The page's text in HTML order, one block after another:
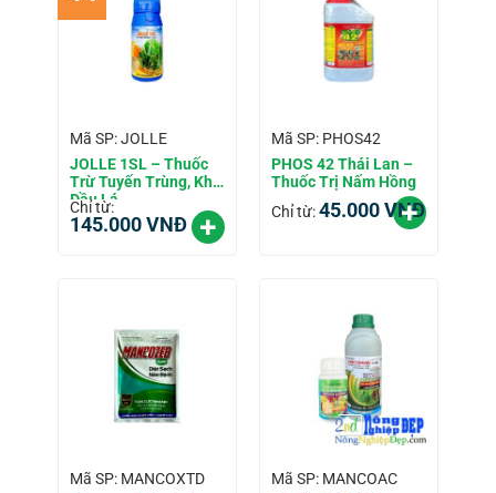
Mã SP: JOLLE
JOLLE 1SL – Thuốc
Trừ Tuyến Trùng, Khô
Đầu Lá
Chỉ từ:
145.000VNĐ
Mã SP: PHOS42
PHOS 42 Thái Lan –
Thuốc Trị Nấm Hồng
Chỉ từ:45.000VNĐ
Mã SP: MANCOXTD
Mã SP: MANCOAC